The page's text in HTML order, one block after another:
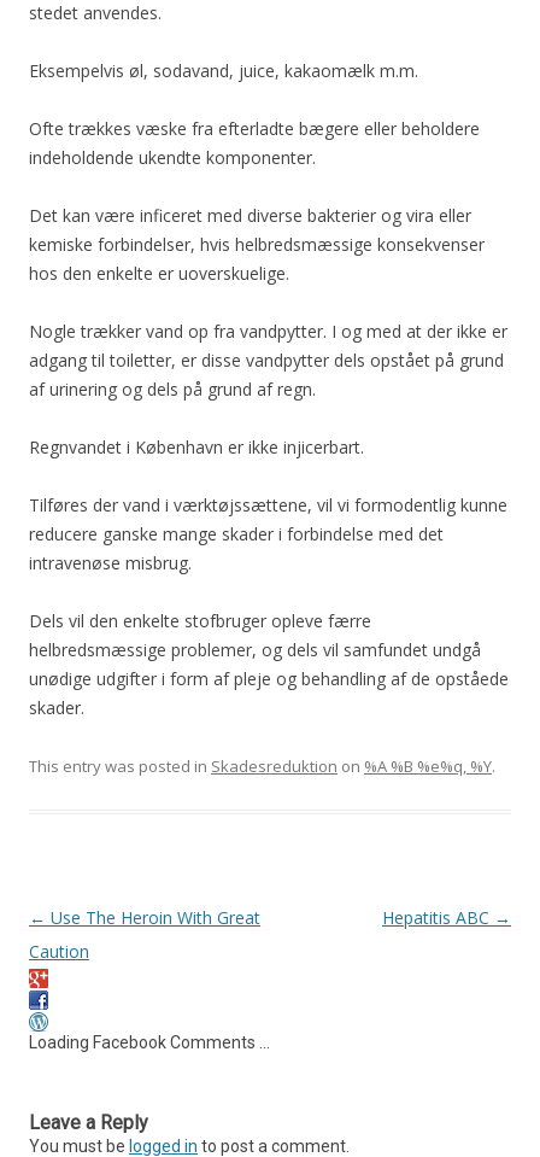
stedet anvendes.
Eksempelvis øl, sodavand, juice, kakaomælk m.m.
Ofte trækkes væske fra efterladte bægere eller beholdere
indeholdende ukendte komponenter.
Det kan være inficeret med diverse bakterier og vira eller
kemiske forbindelser, hvis helbredsmæssige konsekvenser
hos den enkelte er uoverskuelige.
Nogle trækker vand op fra vandpytter. I og med at der ikke er
adgang til toiletter, er disse vandpytter dels opstået på grund
af urinering og dels på grund af regn.
Regnvandet i København er ikke injicerbart.
Tilføres der vand i værktøjssættene, vil vi formodentlig kunne
reducere ganske mange skader i forbindelse med det
intravenøse misbrug.
Dels vil den enkelte stofbruger opleve færre
helbredsmæssige problemer, og dels vil samfundet undgå
unødige udgifter i form af pleje og behandling af de opståede
skader.
This entry was posted in Skadesreduktion on %A %B %e%q, %Y.
Post navigation
← Use The Heroin With Great
Caution
Hepatitis ABC →
Loading Facebook Comments ...
Leave a Reply
You must be logged in to post a comment.